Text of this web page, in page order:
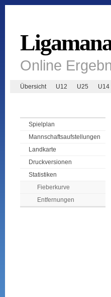
Online
Übersicht U12 U25 U14
Spielplan
Mannschaftsaufstellungen
Landkarte
Druckversionen
Statistiken
Fieberkurve
Entfernungen